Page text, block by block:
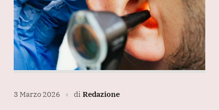
3 Marzo 2026 ∎ di Redazione